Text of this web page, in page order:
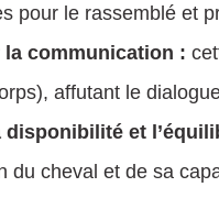
pour le rassemblé et
la communication :
affutant le
disponibilité et
du cheval et de sa